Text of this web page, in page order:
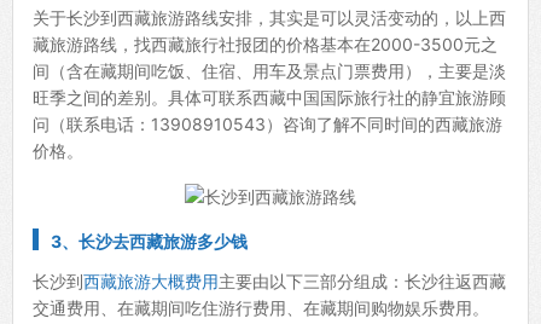
关于长沙到西藏旅游路线安排，其实是可以灵活变动的，以上西
藏旅游路线，找西藏旅行社报团的价格基本在2000-3500元之
间（含在藏期间吃饭、住宿、用车及景点门票费用），主要是淡
旺季之间的差别。具体可联系西藏中国国际旅行社的静宜旅游顾
问（联系电话：13908910543）咨询了解不同时间的西藏旅游
价格。
3、 长沙去西藏旅游多少钱
长沙到西藏旅游大概费用主要由以下三部分组成：长沙往返西藏
交通费用、在藏期间吃住游行费用、在藏期间购物娱乐费用。